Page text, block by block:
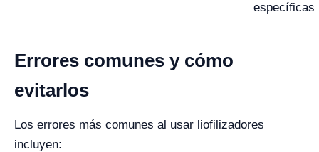
específicas
Errores comunes y cómo
evitarlos
Los errores más comunes al usar liofilizadores
incluyen: